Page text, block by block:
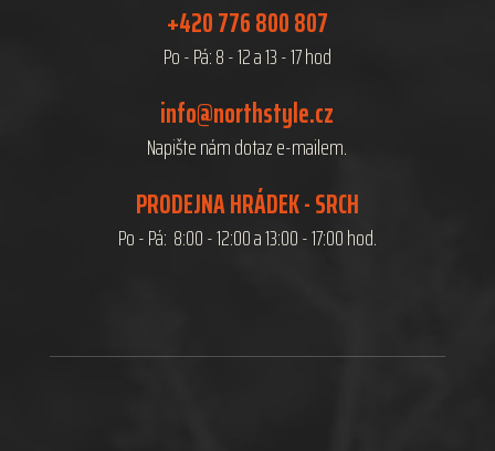
+420 776 800 807
Po - Pá: 8 - 12 a 13 - 17 hod
info@northstyle.cz
Napište nám dotaz e-mailem.
PRODEJNA HRÁDEK - SRCH
Po - Pá: 8:00 - 12:00 a 13:00 - 17:00 hod.